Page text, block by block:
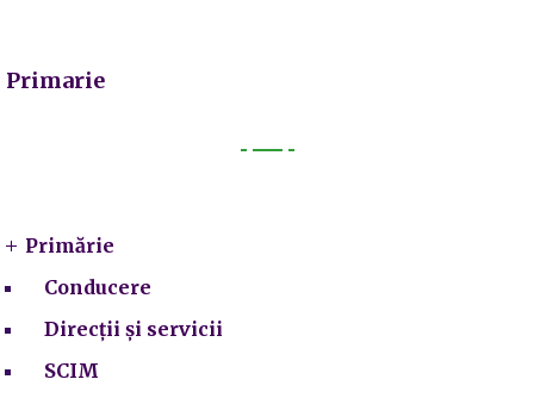
Primarie
Primărie
Conducere
Direcții și servicii
SCIM